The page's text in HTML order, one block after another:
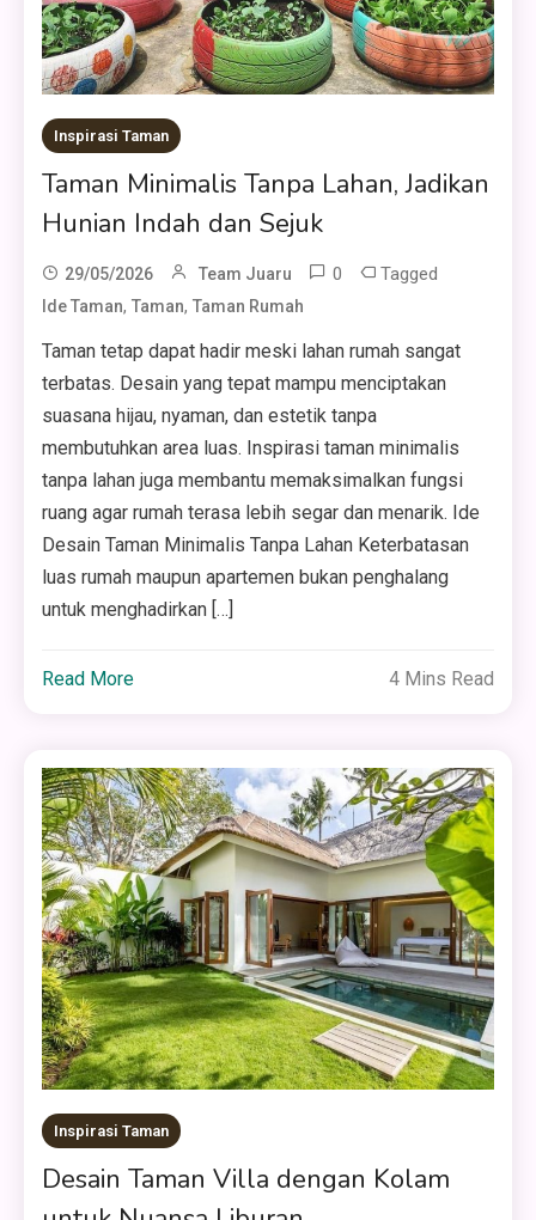
Inspirasi Taman
Taman Minimalis Tanpa Lahan, Jadikan
Hunian Indah dan Sejuk
29/05/2026 Team Juaru 0 Tagged
Ide Taman,Taman,Taman Rumah
Taman tetap dapat hadir meski lahan rumah sangat
terbatas. Desain yang tepat mampu menciptakan
suasana hijau, nyaman, dan estetik tanpa
membutuhkan area luas. Inspirasi taman minimalis
tanpa lahan juga membantu memaksimalkan fungsi
ruang agar rumah terasa lebih segar dan menarik. Ide
Desain Taman Minimalis Tanpa Lahan Keterbatasan
luas rumah maupun apartemen bukan penghalang
untuk menghadirkan […]
Read More 4 Mins Read
Inspirasi Taman
Desain Taman Villa dengan Kolam